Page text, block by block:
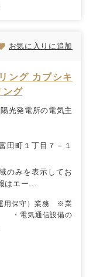
お気に入りに追加
ング カブシキ
ング
光発電所の電気主
田町１丁目７－１
のみを表示してお
はエー...
用保守）業務 ※業
・電気通信設備の